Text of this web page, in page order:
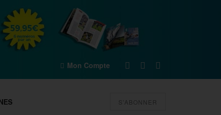
Mon Compte
S'ABONNER